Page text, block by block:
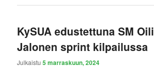
KySUA edustettuna SM Oili
Jalonen sprint kilpailussa
Julkaistu5 marraskuun, 2024